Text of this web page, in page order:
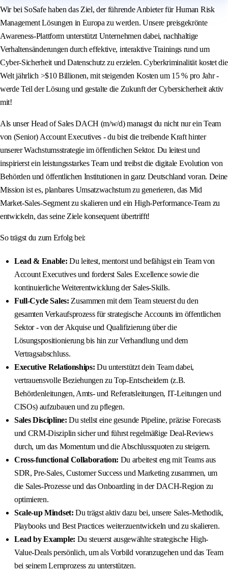
Wir bei SoSafe haben das Ziel, der führende Anbieter für Human Risk
Management Lösungen in Europa zu werden. Unsere preisgekrönte
Awareness-Plattform unterstützt Unternehmen dabei, nachhaltige
Verhaltensänderungen durch effektive, interaktive Trainings rund um
Cyber-Sicherheit und Datenschutz zu erzielen. Cyberkriminalität kostet die
Welt jährlich >$10 Billionen, mit steigenden Kosten um 15 % pro Jahr -
werde Teil der Lösung und gestalte die Zukunft der Cybersicherheit aktiv
mit!
Als unser Head of Sales DACH (m/w/d) managst du nicht nur ein Team
von (Senior) Account Executives - du bist die treibende Kraft hinter
unserer Wachstumsstrategie im öffentlichen Sektor. Du leitest und
inspirierst ein leistungsstarkes Team und treibst die digitale Evolution von
Behörden und öffentlichen Institutionen in ganz Deutschland voran. Deine
Mission ist es, planbares Umsatzwachstum zu generieren, das Mid
Market-Sales-Segment zu skalieren und ein High-Performance-Team zu
entwickeln, das seine Ziele konsequent übertrifft!
So trägst du zum Erfolg bei:
Lead & Enable: Du leitest, mentorst und befähigst ein Team von
Account Executives und forderst Sales Excellence sowie die
kontinuierliche Weiterentwicklung der Sales-Skills.
Full-Cycle Sales: Zusammen mit dem Team steuerst du den
gesamten Verkaufsprozess für strategische Accounts im öffentlichen
Sektor - von der Akquise und Qualifizierung über die
Lösungspositionierung bis hin zur Verhandlung und dem
Vertragsabschluss.
Executive Relationships: Du unterstützt dein Team dabei,
vertrauensvolle Beziehungen zu Top-Entscheidern (z.B.
Behördenleitungen, Amts- und Referatsleitungen, IT-Leitungen und
CISOs) aufzubauen und zu pflegen.
Sales Discipline: Du stellst eine gesunde Pipeline, präzise Forecasts
und CRM-Disziplin sicher und führst regelmäßige Deal-Reviews
durch, um das Momentum und die Abschlussquoten zu steigern.
Cross-functional Collaboration: Du arbeitest eng mit Teams aus
SDR, Pre-Sales, Customer Success und Marketing zusammen, um
die Sales-Prozesse und das Onboarding in der DACH-Region zu
optimieren.
Scale-up Mindset: Du trägst aktiv dazu bei, unsere Sales-Methodik,
Playbooks und Best Practices weiterzuentwickeln und zu skalieren.
Lead by Example: Du steuerst ausgewählte strategische High-
Value-Deals persönlich, um als Vorbild voranzugehen und das Team
bei seinem Lernprozess zu unterstützen.